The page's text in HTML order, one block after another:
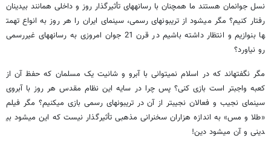
نسل جوانمان هستند ما همچنان با رسانه​های تأثیرگذار روز و داخلی همانند بی​دینان
رفتار کنیم؟ مگر می​شود از تریبون​های رسمی، سینمای ایران را هر روز به انواع تهمت​
ها بنوازیم و انتظار داشته باشیم در قرن 21 جوان امروزی به رسانه​های غیررسمی
رو نیاورد؟
مگر نگفته​اند که در اسلام نمی​توانی با آبرو و شانیت یک مسلمان که حفظ آن از
کعبه واجب​تر است بازی کنی؟ پس چرا در سایه این نظام مقدس هر روز با آبروی
سینمای نجیب و فعالان نجیب​تر از آن در تریبون​های رسمی بازی می​کنیم؟ مگر فیلم
«طلا و مس» به اندازه هزاران سخنرانی مذهبی تأثیرگذار نیست که این می​شود بی​
دینی و آن می​شود دین!